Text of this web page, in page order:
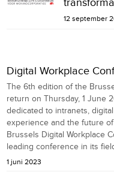
12 september
Digital Workplace
The 6th edition of the
return on Thursday, 1 June
dedicated to intranets,
experience and the future
Brussels Digital Workplace
leading conference in its
1 juni 2023